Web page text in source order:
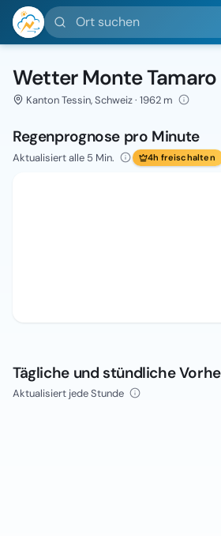
Ort suchen
Wetter Monte Tamaro
Kanton Tessin, Schweiz · 1962 m
Regenprognose pro Minute
Aktualisiert alle 5 Min. 4h freischalten
Tägliche und stündliche
Aktualisiert jede Stunde